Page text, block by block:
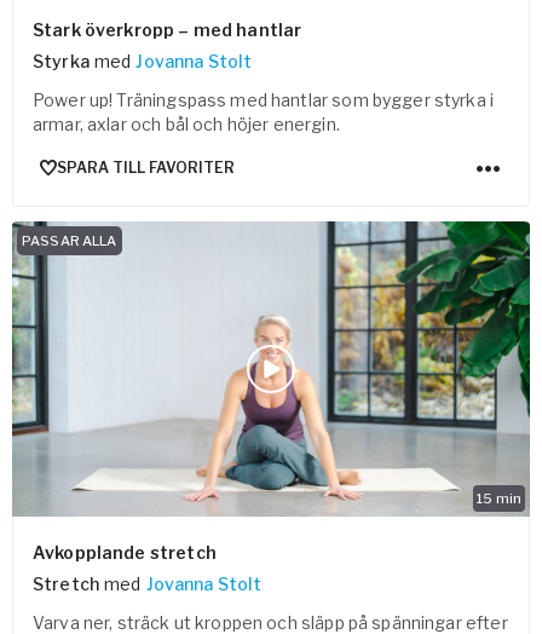
Stark överkropp – med hantlar
Styrka med Jovanna Stolt
Power up! Träningspass med hantlar som bygger styrka i
armar, axlar och bål och höjer energin.
SPARA TILL FAVORITER
15 min
PASSAR ALLA
Avkopplande stretch
Stretch med Jovanna Stolt
Varva ner, sträck ut kroppen och släpp på spänningar efter